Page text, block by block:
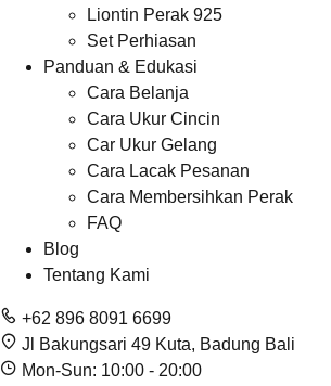
Liontin Perak 925
Set Perhiasan
Panduan & Edukasi
Cara Belanja
Cara Ukur Cincin
Car Ukur Gelang
Cara Lacak Pesanan
Cara Membersihkan Perak
FAQ
Blog
Tentang Kami
+62 896 8091 6699
Jl Bakungsari 49 Kuta, Badung Bali
Mon-Sun: 10:00 - 20:00